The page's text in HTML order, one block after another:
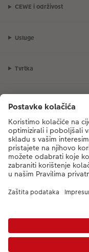
CEWE i održivost
Usluge
Tvrtka
CEWE Fotosvijet
Nazovite nas od